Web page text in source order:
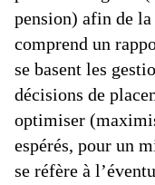
pension) afin de
comprend un
se basent les
décisions de
optimiser
espérés, pour un
se réfère à